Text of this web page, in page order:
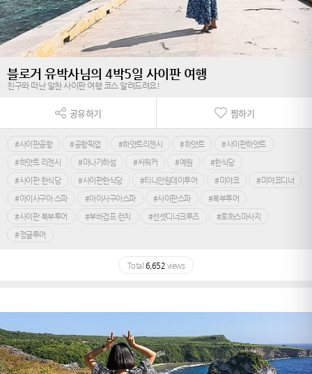
블로거 유박사님의 4박5일 사이판 여행
친구와 떠난 알찬 사이판 여행 코스 알려드려요!
공유하기 찜하기
#사이판공항 #공항픽업 #하얏트리젠시 #하얏트
#사이판하얏트
#하얏트 리젠시
#마나가하섬 #씨워커 #예원
#한식당
#사이판 한식당
#사이판한식당 #티니안원데이투어 #미야코
#미야코디너
#아이사구아 스파
#아이사구아스파 #사이판스파
#북부투어
#사이판 북부투어
#부바검프 런치 #선셋디너크루즈
#로하스마사지
#정글투어
Total 6,652 views